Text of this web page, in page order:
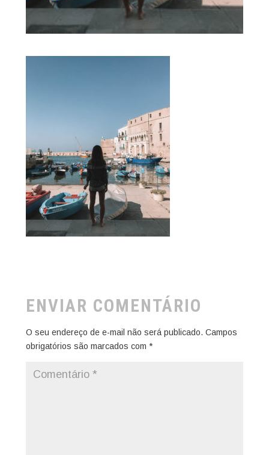
ENVIAR COMENTÁRIO
O seu endereço de e-mail não será publicado. Campos
obrigatórios são marcados com *